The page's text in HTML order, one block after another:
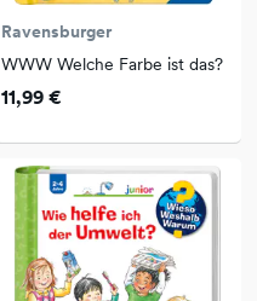
Ravensburger
WWW Welche Farbe ist das?
11,99 €